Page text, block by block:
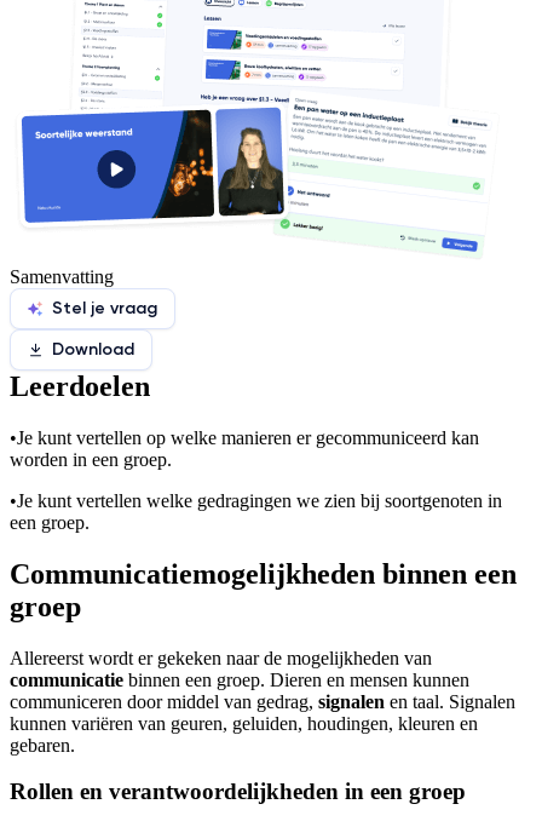
Samenvatting
Stel je vraag
Download
Leerdoelen
•Je kunt vertellen op welke manieren er gecommuniceerd kan
worden in een groep.
•Je kunt vertellen welke gedragingen we zien bij soortgenoten in
een groep.
Communicatiemogelijkheden binnen een
groep
Allereerst wordt er gekeken naar de mogelijkheden van
communicatie binnen een groep. Dieren en mensen kunnen
communiceren door middel van gedrag, signalen en taal. Signalen
kunnen variëren van geuren, geluiden, houdingen, kleuren en
gebaren.
Rollen en verantwoordelijkheden in een groep